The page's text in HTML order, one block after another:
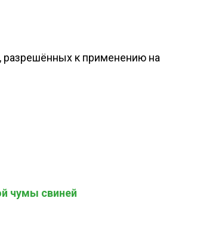
разрешённых к применению на
чумы свиней